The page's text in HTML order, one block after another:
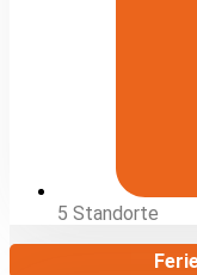
5 Standorte